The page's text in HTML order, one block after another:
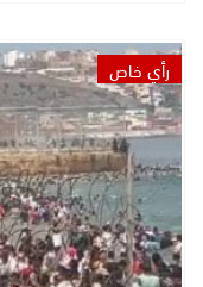
رأي خاص